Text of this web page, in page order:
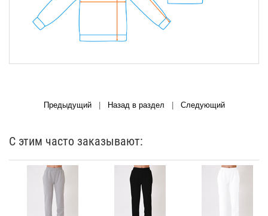
Предыдущий| Назад в раздел Следующий
С этим часто заказывают: